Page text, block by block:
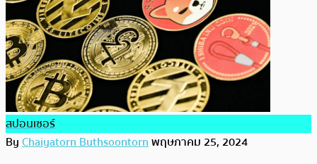
สปอนเซอร์
ByChaiyatorn Buthsoontornพฤษภาคม 25, 2024